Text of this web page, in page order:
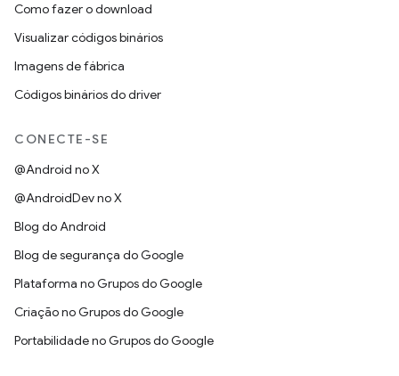
Como fazer o download
Visualizar códigos binários
Imagens de fábrica
Códigos binários do driver
CONECTE-SE
@Android no X
@AndroidDev no X
Blog do Android
Blog de segurança do Google
Plataforma no Grupos do Google
Criação no Grupos do Google
Portabilidade no Grupos do Google